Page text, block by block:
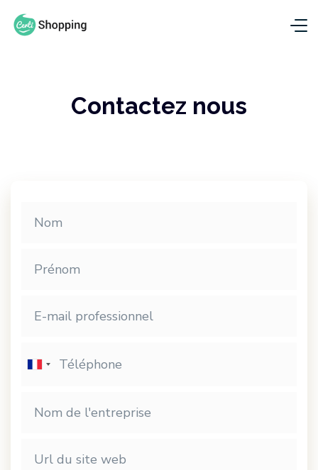
Contactez nous